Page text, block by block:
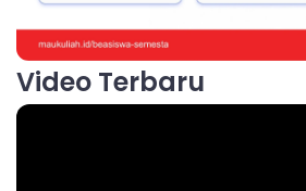
Video Terbaru